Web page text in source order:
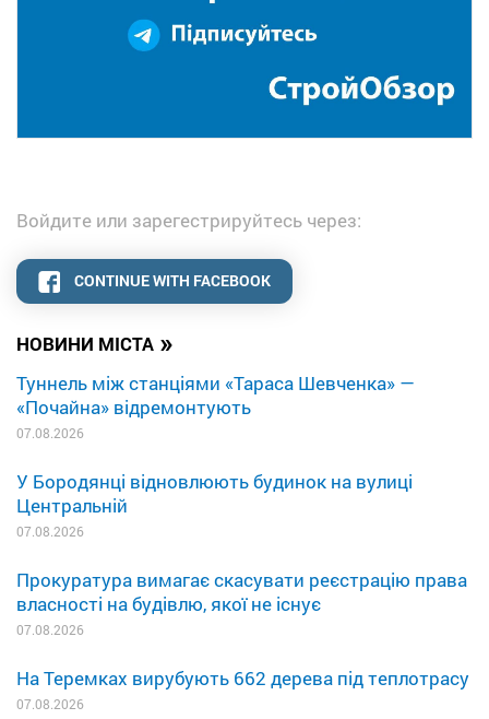
НОВИНИ МІСТА »
Туннель між станціями «Тараса Шевченка» —
«Почайна» відремонтують
07.08.2026
У Бородянці відновлюють будинок на вулиці
Центральній
07.08.2026
Прокуратура вимагає скасувати реєстрацію права
власності на будівлю, якої не існує
07.08.2026
На Теремках вирубують 662 дерева під теплотрасу
07.08.2026
Войдите или зарегестрируйтесь через:
CONTINUE WITH FACEBOOK